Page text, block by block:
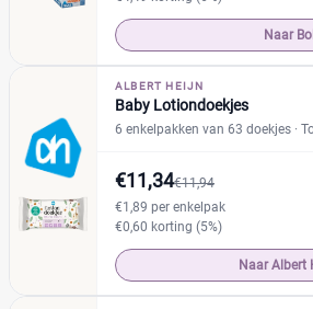
Naar Bol
ALBERT HEIJN
Baby Lotiondoekjes
6 enkelpakken van 63 doekjes ·
€11,34€11,94
€1,89 per enkelpak
€0,60 korting (5%)
Naar Albert